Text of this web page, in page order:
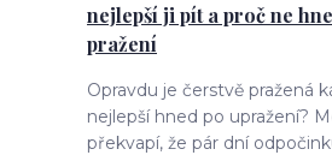
nejlepší ji pít a proč ne
pražení
Opravdu je čerstvě pražená
nejlepší hned po upražení?
překvapí, že pár dní